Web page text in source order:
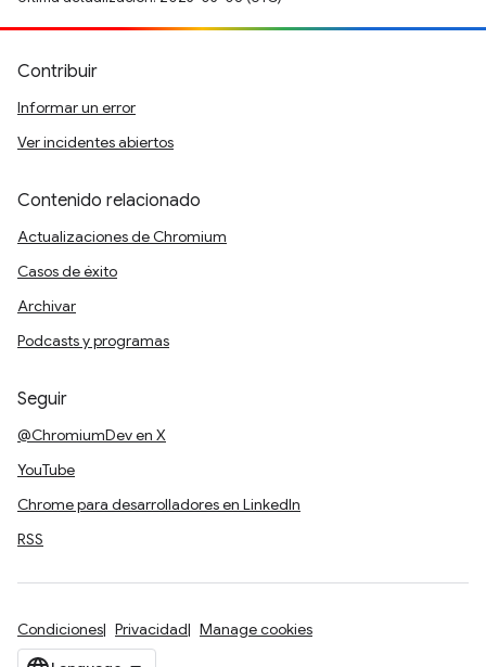
Contribuir
Informar un error
Ver incidentes abiertos
Contenido relacionado
Actualizaciones de Chromium
Casos de éxito
Archivar
Podcasts y programas
Seguir
@ChromiumDev en X
YouTube
Chrome para desarrolladores en LinkedIn
RSS
Condiciones Privacidad Manage cookies